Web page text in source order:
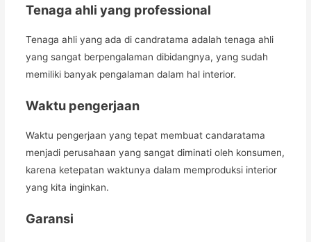
Tenaga ahli yang professional
Tenaga ahli yang ada di candratama adalah tenaga ahli
yang sangat berpengalaman dibidangnya, yang sudah
memiliki banyak pengalaman dalam hal interior.
Waktu pengerjaan
Waktu pengerjaan yang tepat membuat candaratama
menjadi perusahaan yang sangat diminati oleh konsumen,
karena ketepatan waktunya dalam memproduksi interior
yang kita inginkan.
Garansi